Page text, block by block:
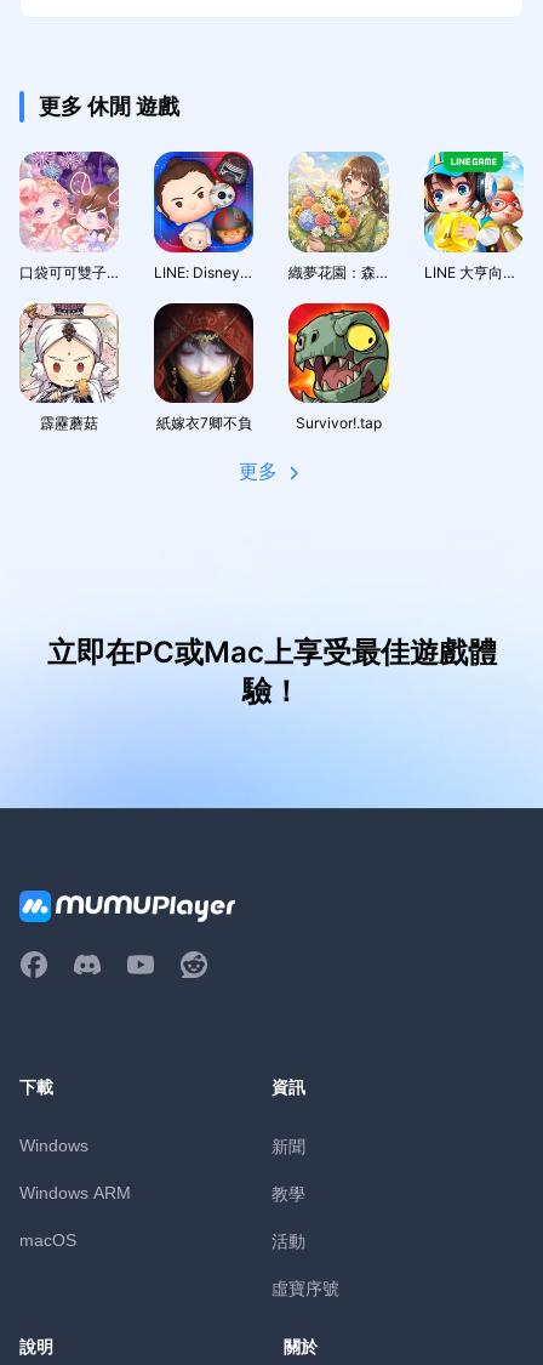
更多 休閒 遊戲
口袋可可雙子物語 POCKET TWIN LINE: Disney Tsum Tsum 織夢花園：森系輕經營 LINE 大亨向前衝
霹靂蘑菇 紙嫁衣7卿不負 Survivor!.tap
更多
立即在PC或Mac上享受最佳遊戲體
驗！
下載
Windows
Windows ARM
macOS
資訊
新聞
教學
活動
虛寶序號
說明 關於